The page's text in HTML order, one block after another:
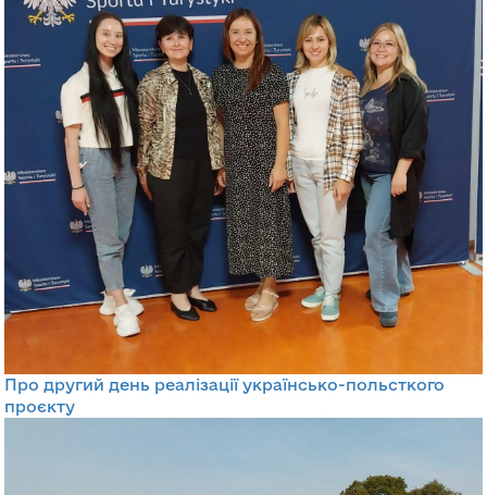
Про другий день реалізації українсько-польсткого
проєкту